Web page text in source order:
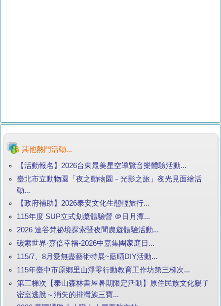
其他熱門活動...
【活動報名】2026台東最美星空導覽音樂體驗活動...
臺北市立動物園「夜之動物園－光影之旅」夜光見面繪活
動...
【政府補助】2026泰安文化生態輕旅行...
115年度 SUP立式划槳體驗營 ＠日月潭...
2026 達谷梵祕境探索暨夜間農遊體驗活動...
碳索世界·嘉倍幸福-2026中嘉集團家庭日...
115/7、8月愛無盡藝術特展~藍晒DIY活動...
115年臺中市原鄉里山淨零行動教育工作坊第三梯次...
第三梯次【泰山森林書屋暑期限定活動】原住民族文化親子
密室逃脫～消失的排灣族三寶...